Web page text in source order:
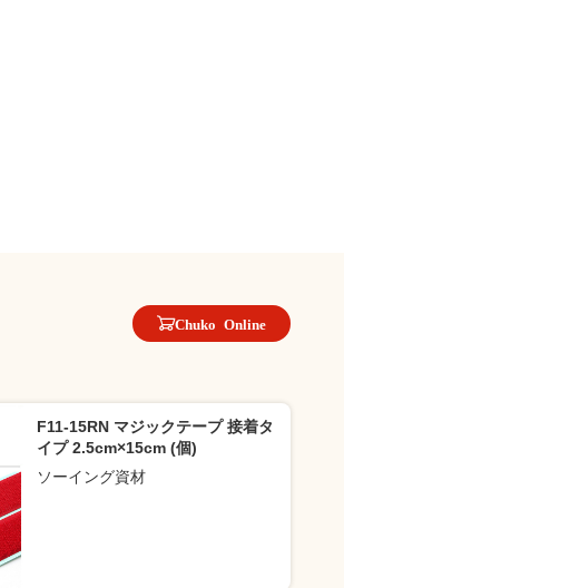
Chuko Online
F11-15RN マジックテープ 接着タ
イプ 2.5cm×15cm (個)
ソーイング資材